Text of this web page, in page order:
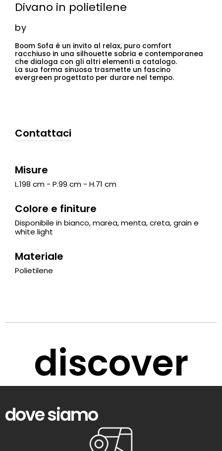
Divano in polietilene
by
Boom Sofa è un invito al relax, puro comfort
racchiuso in una silhouette sobria e contemporanea
che dialoga con gli altri elementi a catalogo.
La sua forma sinuosa trasmette un fascino
evergreen progettato per durare nel tempo.
Contattaci
Misure
L.198 cm - P.99 cm - H.71 cm
Colore e finiture
Disponibile in bianco, marea, menta, creta, grain e
white light
Materiale
Polietilene
discover
dove siamo